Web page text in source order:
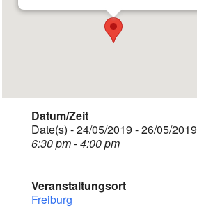
Datum/Zeit
Date(s) - 24/05/2019 - 26/05/2019
6:30 pm - 4:00 pm
Veranstaltungsort
Freiburg